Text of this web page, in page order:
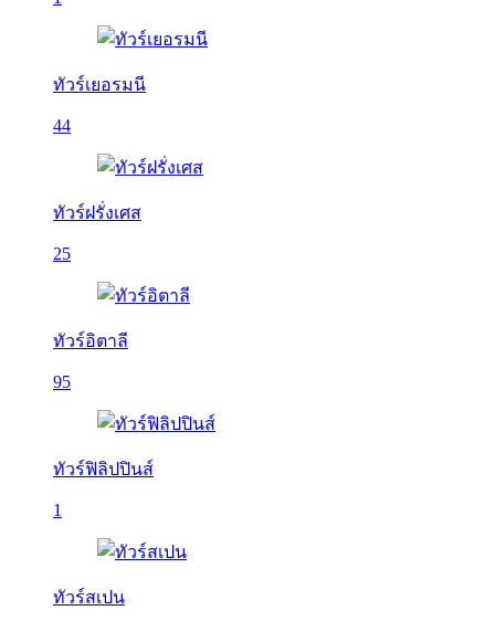
ทัวร์เยอรมนี
44
ทัวร์ฝรั่งเศส
25
ทัวร์อิตาลี
95
ทัวร์ฟิลิปปินส์
1
ทัวร์สเปน